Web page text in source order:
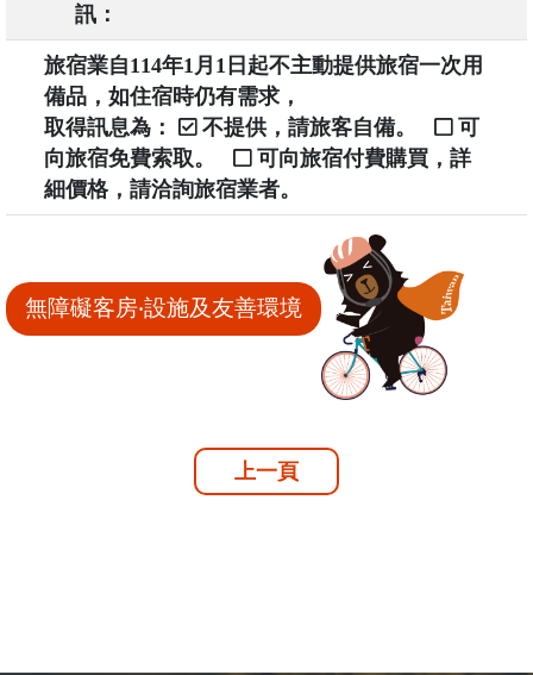
訊：
旅宿業自114年1月1日起不主動提供旅宿一次用
備品，如住宿時仍有需求，
取得訊息為：
不提供，請旅客自備。
可
向旅宿免費索取。
可向旅宿付費購買，詳
細價格，請洽詢旅宿業者。
無障礙客房‧設施及友善環境
上一頁